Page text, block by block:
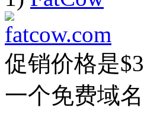
促销价格是
一个免费域